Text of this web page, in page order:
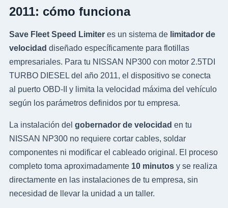
2011: cómo funciona
Save Fleet Speed Limiteres un sistema de limitador de
velocidad diseñado específicamente para flotillas
empresariales. Para tu NISSAN NP300 con motor 2.5TDI
TURBO DIESEL del año 2011, el dispositivo se conecta
al puerto OBD-II y limita la velocidad máxima del vehículo
según los parámetros definidos por tu empresa.
La instalación del gobernador de velocidad en tu
NISSAN NP300 no requiere cortar cables, soldar
componentes ni modificar el cableado original. El proceso
completo toma aproximadamente 10 minutosy se realiza
directamente en las instalaciones de tu empresa, sin
necesidad de llevar la unidad a un taller.